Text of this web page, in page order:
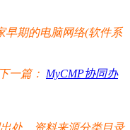
期的电脑网络(软件系
下一篇： MyCMP协同办